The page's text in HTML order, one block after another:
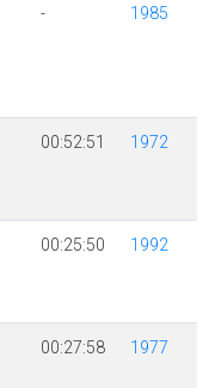
- 1985
00:52:51 1972
00:25:50 1992
00:27:58 1977